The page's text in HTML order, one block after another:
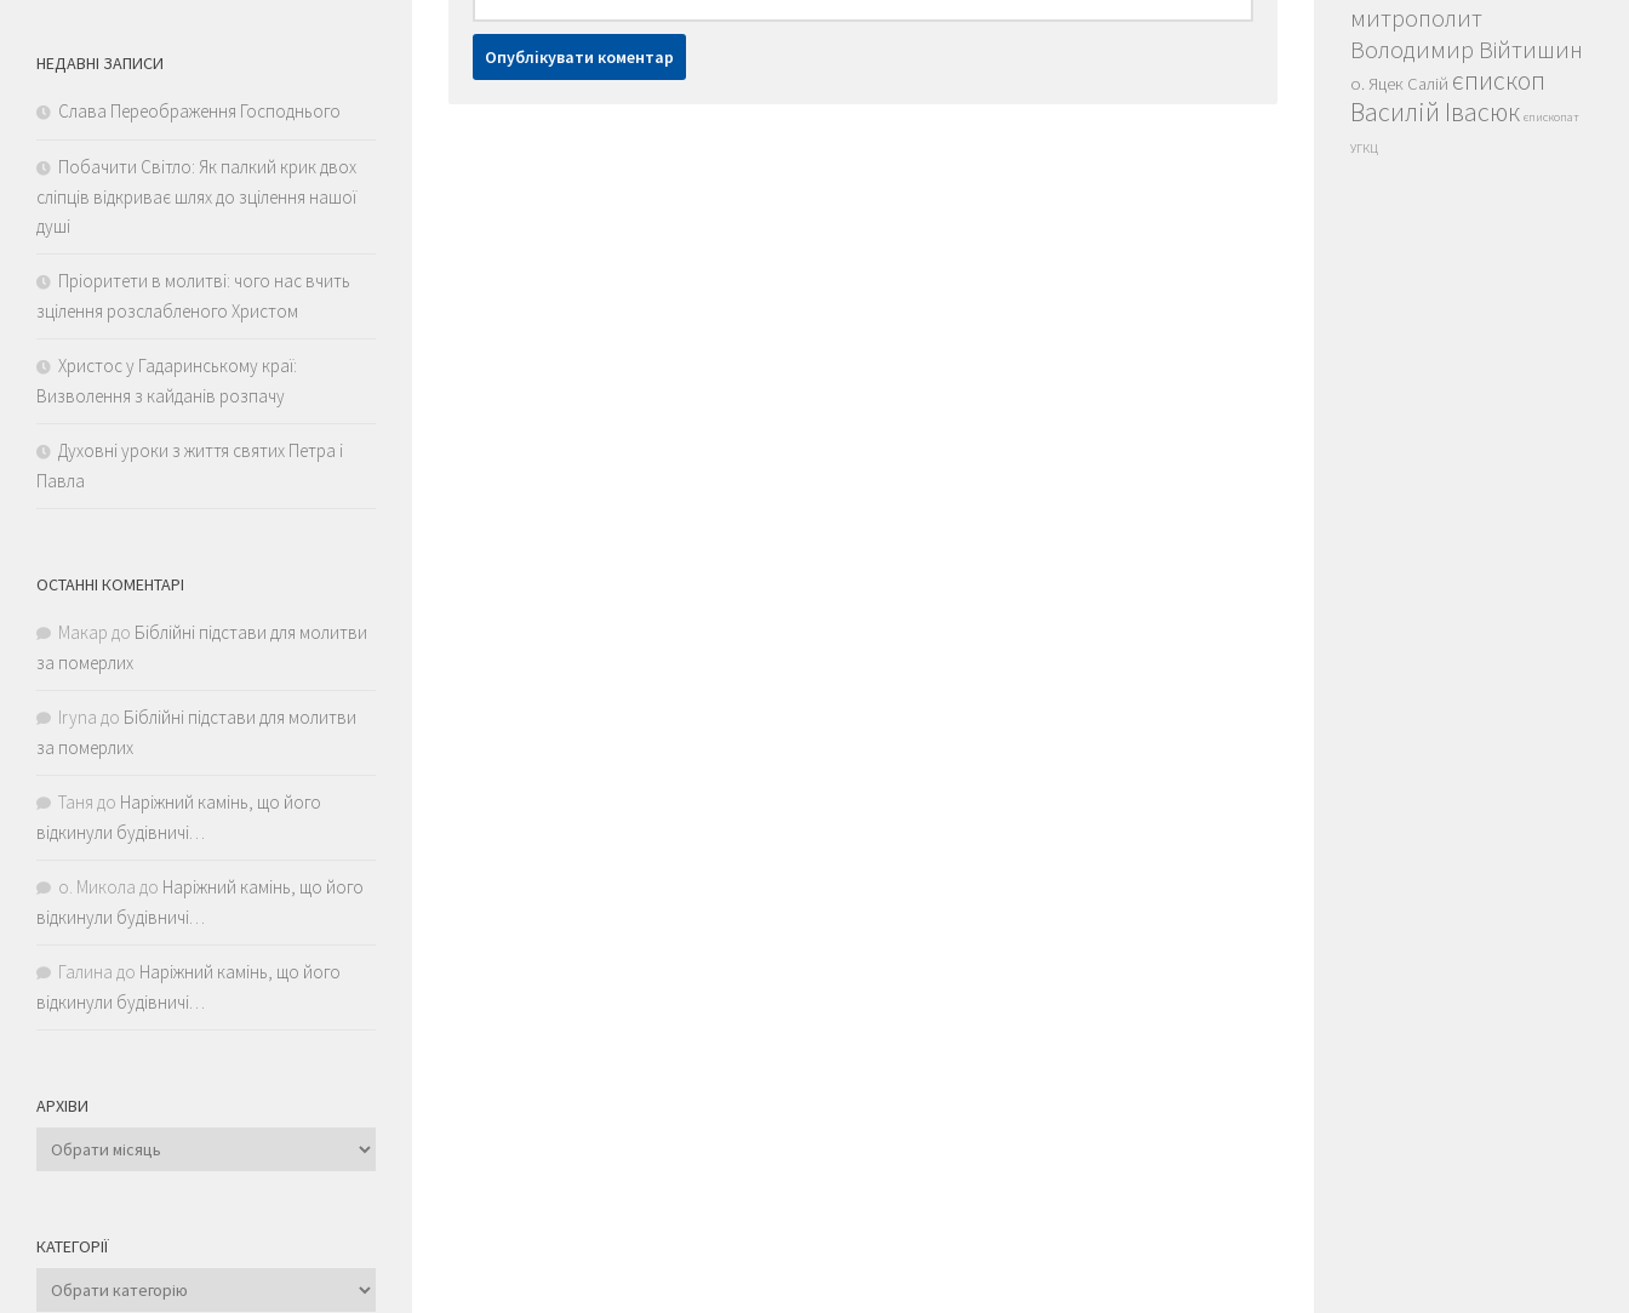
НЕДАВНІ ЗАПИСИ
Слава Переображення Господнього
Побачити Світло: Як палкий крик двох
сліпців відкриває шлях до зцілення нашої
душі
Пріоритети в молитві: чого нас вчить
зцілення розслабленого Христом
Христос у Гадаринському краї:
Визволення з кайданів розпачу
Духовні уроки з життя святих Петра і
Павла
ОСТАННІ КОМЕНТАРІ
Макар до Біблійні підстави для молитви
за померлих
Iryna до Біблійні підстави для молитви
за померлих
Таня до Наріжний камінь, що його
відкинули будівничі…
о. Микола до Наріжний камінь, що його
відкинули будівничі…
Галина до Наріжний камінь, що його
відкинули будівничі…
АРХІВИ
Архіви
КАТЕГОРІЇ
Категорії
митрополит
Володимир Війтишин
о. Яцек Салій єпископ
Василій Івасюк єпископат
УГКЦ